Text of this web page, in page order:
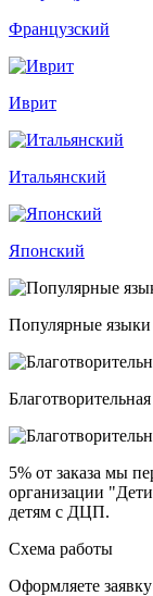
Французский
Иврит
Итальянский
Японский
Популярные языки
5% от заказа мы
организации
детям с ДЦП.
Схема работы
Оформляете